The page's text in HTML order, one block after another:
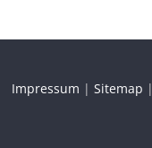
Impressum |Sitemap